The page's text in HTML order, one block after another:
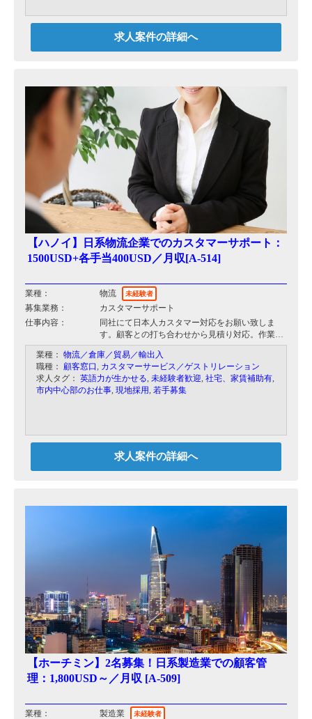
求人案件の詳細へ
【ハノイ】日系物流企業でのカスタマーサポート：
1500USD+各手当400USD／月収[A-514]
業種： 物流 未経験者
募集業務：
カスタマーサポート
仕事内容：
同社にて日本人カスタマー対応をお願い致しま
す。顧客との打ち合わせから見積り対応。作業に
入るワーカーへの指示や当日の現場立ち合いなど
をして頂きます。
【具体的には】
・顧客対応
業種： 物流／倉庫／貿易／輸出入
職種： 顧客窓口, カスタマーサービス／ゲストリレーション
求人タグ： 英語力が生かせる, 未経験者歓迎, 社宅、家賃補助有,
市内中心部のお仕事, 現地採用, 若手募集
求人案件の詳細へ
【ホーチミン】2名募集！日系製造業での顧客管
理：1,800USD～／月収 [A-509]
業種： 製造業 未経験者